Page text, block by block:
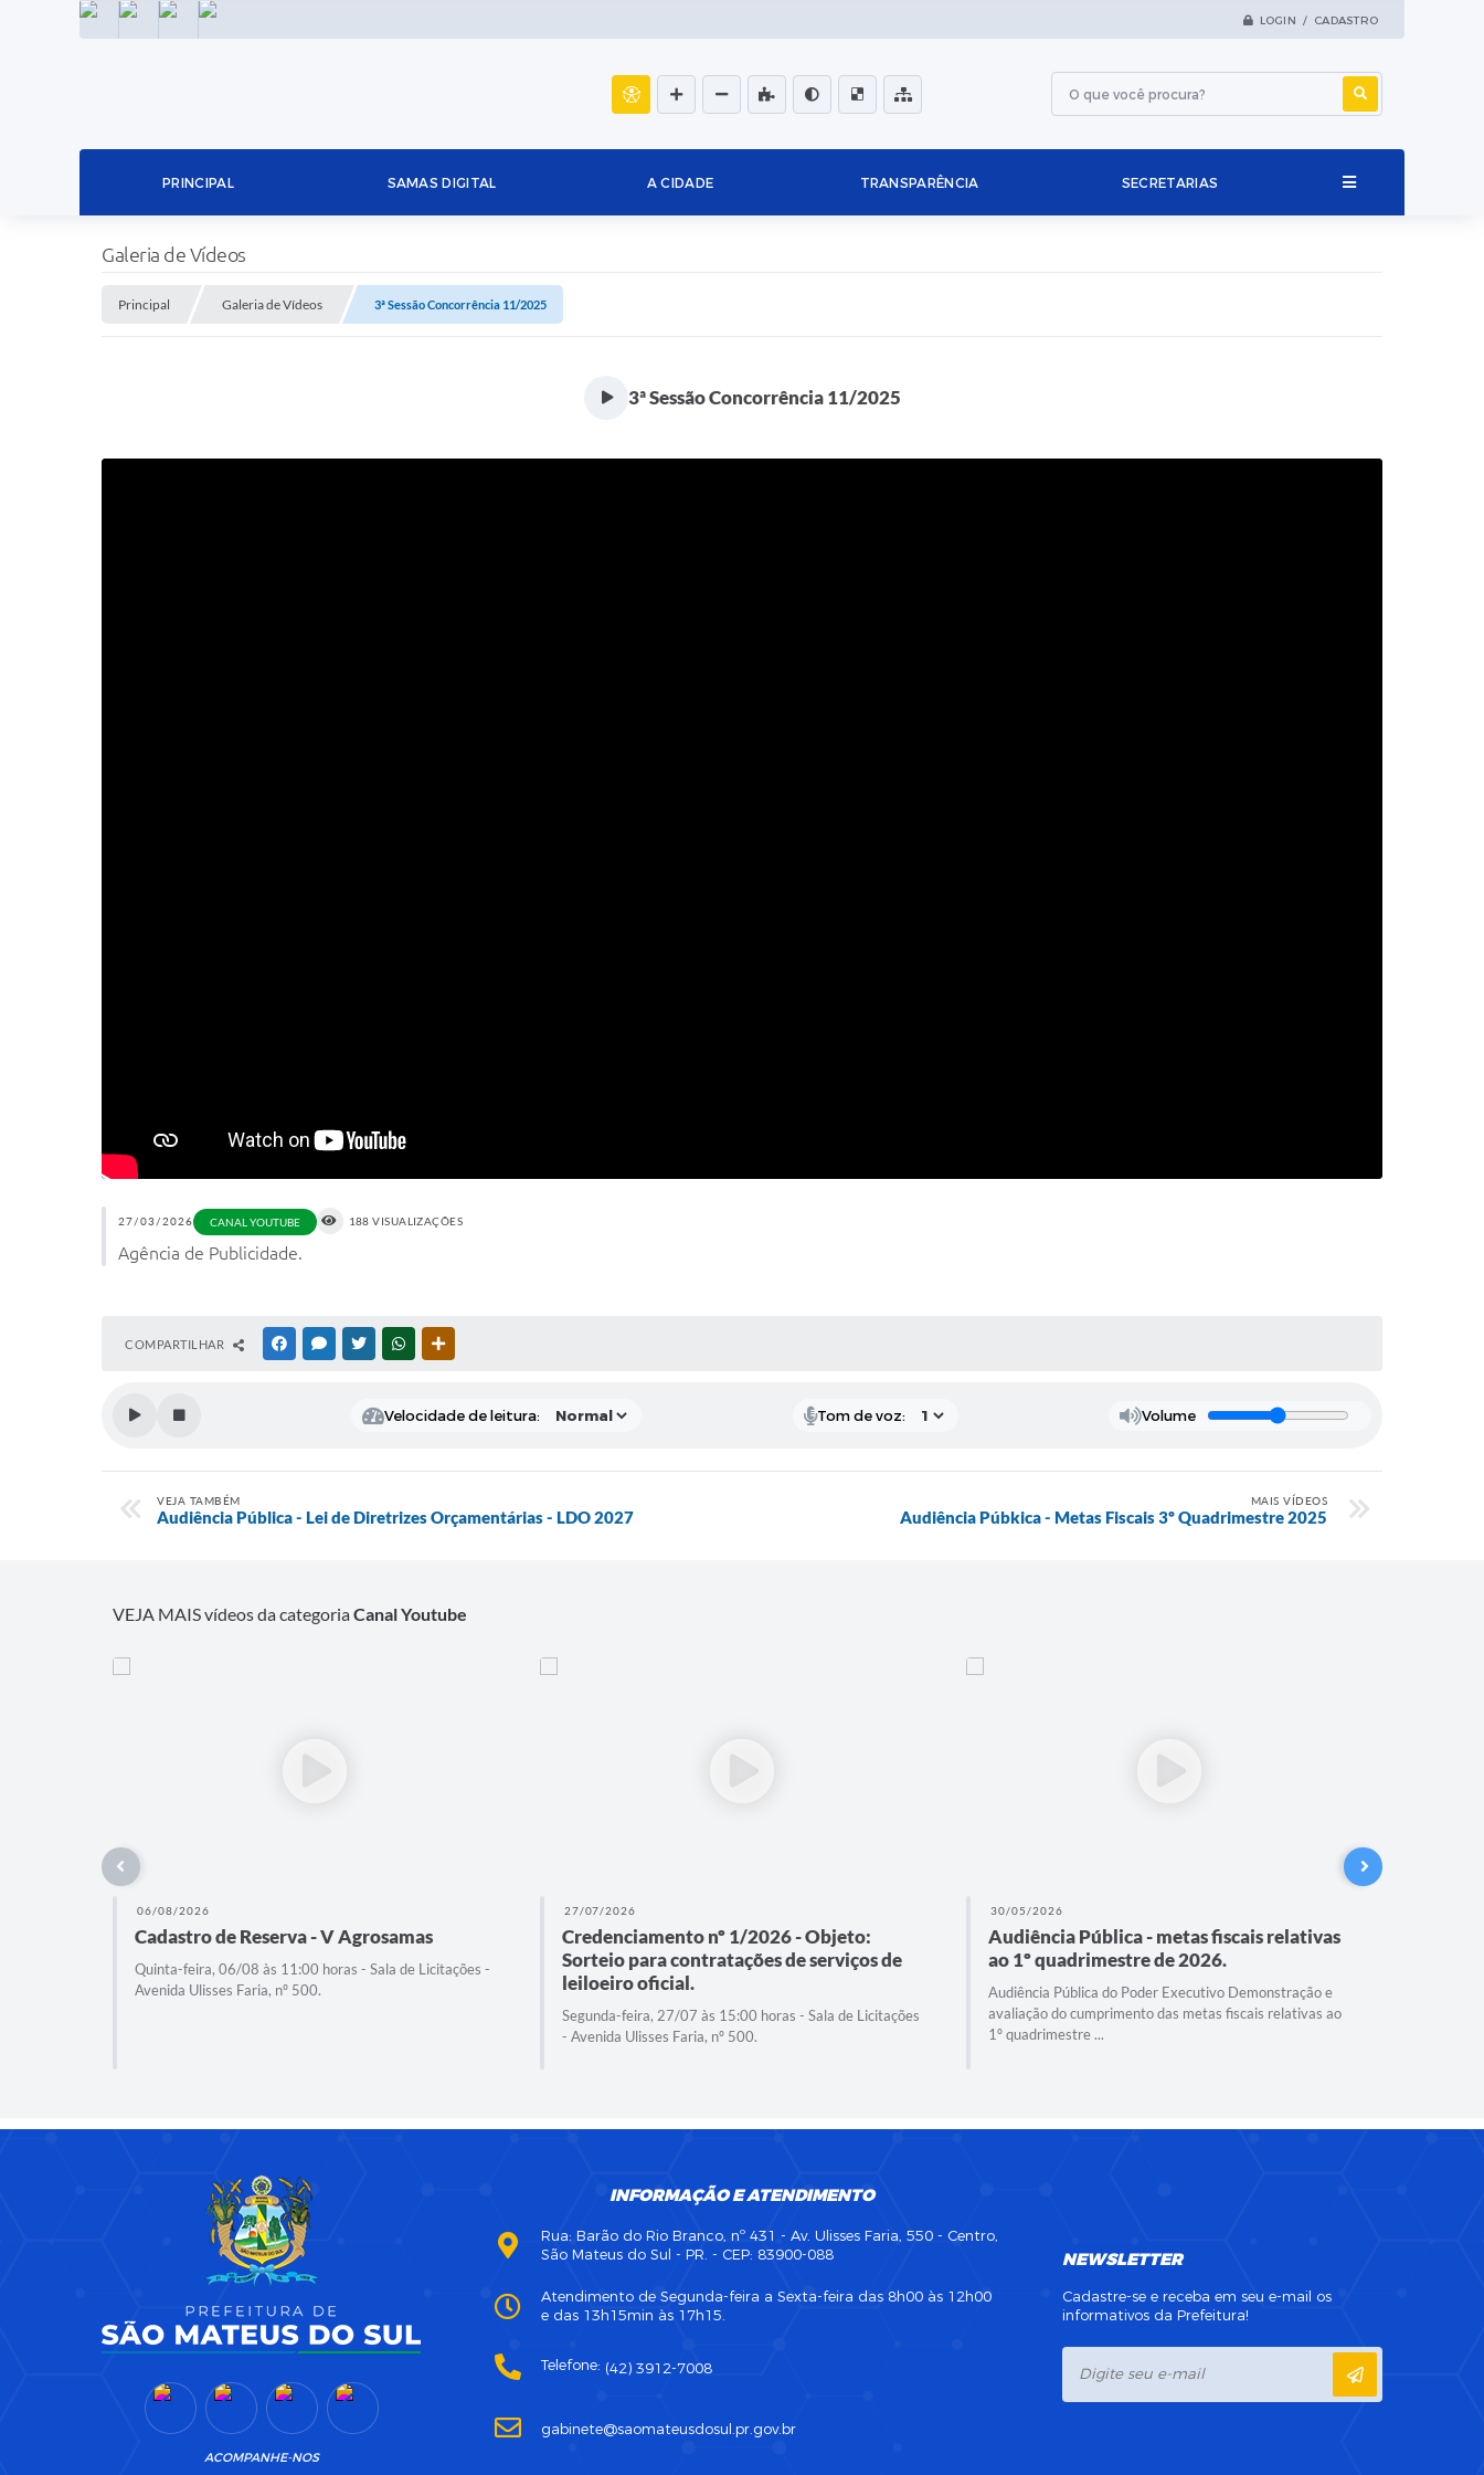
LOGIN / CADASTRO
INSTAGRAMFACEBOOKLINKEDIN
PRINCIPAL SAMAS DIGITAL A CIDADE TRANSPARÊNCIA SECRETARIAS
Galeria de Vídeos
Principal Galeria de Vídeos 3ª Sessão Concorrência 11/2025
3ª Sessão Concorrência 11/2025
27/03/2026 CANAL YOUTUBE 188 VISUALIZAÇÕES
Agência de Publicidade.
COMPARTILHAR FACEBOOKMESSENGER
TWITTERWHATSAPP
Velocidade de leitura: Tom de voz: Volume
VEJA TAMBÉM
Audiência Pública - Lei de Diretrizes Orçamentárias - LDO 2027
MAIS VÍDEOS
Audiência Púbkica - Metas Fiscais 3º Quadrimestre 2025
VEJA MAIS vídeos da categoriaCanal Youtube
06/08/2026
Cadastro de Reserva - V Agrosamas
Quinta-feira, 06/08 às 11:00 horas - Sala de Licitações -
Avenida Ulisses Faria, nº 500.
27/07/2026
Credenciamento nº 1/2026 - Objeto:
Sorteio para contratações de serviços de
leiloeiro oficial.
Segunda-feira, 27/07 às 15:00 horas - Sala de Licitações
- Avenida Ulisses Faria, nº 500.
30/05/2026
Audiência Pública - metas fiscais relativas
ao 1º quadrimestre de 2026.
Audiência Pública do Poder Executivo Demonstração e
avaliação do cumprimento das metas fiscais relativas ao
1º quadrimestre ...
ACOMPANHE-NOS
INFORMAÇÃO E ATENDIMENTO
Rua: Barão do Rio Branco, nº 431 - Av. Ulisses Faria, 550 - Centro,
São Mateus do Sul - PR. - CEP: 83900-088
Atendimento de Segunda-feira a Sexta-feira das 8h00 às 12h00
e das 13h15min às 17h15.
Telefone: (42) 3912-7008
gabinete@saomateusdosul.pr.gov.br
NEWSLETTER
Cadastre-se e receba em seu e-mail os
informativos da Prefeitura!